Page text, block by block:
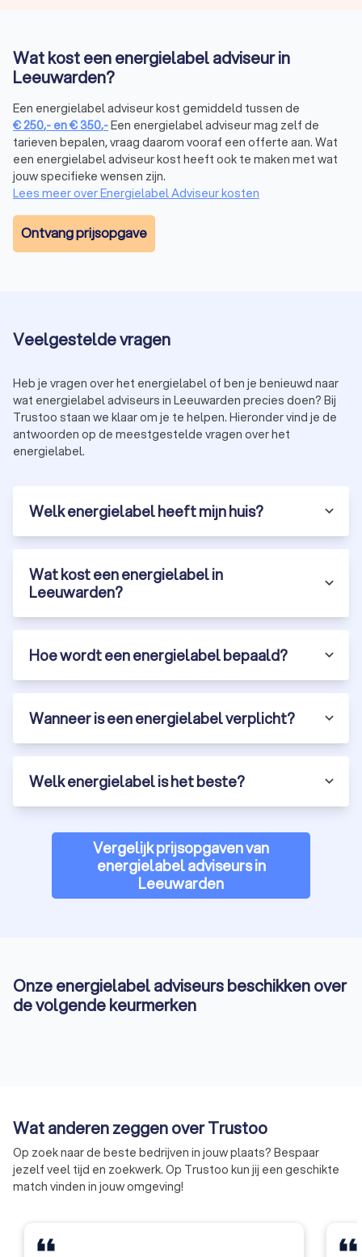
Wat kost een energielabel adviseur in
Leeuwarden?
Een energielabel adviseur kost gemiddeld tussen de
€250,- en€350,-Een energielabel adviseur mag zelf de
tarieven bepalen, vraag daarom vooraf een offerte aan. Wat
een energielabel adviseur kost heeft ook te maken met wat
jouw specifieke wensen zijn.
Lees meer over Energielabel Adviseur kosten
Ontvang prijsopgave
Veelgestelde vragen
Heb je vragen over het energielabel of ben je benieuwd naar
wat energielabel adviseurs in Leeuwarden precies doen? Bij
Trustoo staan we klaar om je te helpen. Hieronder vind je de
antwoorden op de meestgestelde vragen over het
energielabel.
Welk energielabel heeft mijn huis?
Wat kost een energielabel in
Leeuwarden?
Hoe wordt een energielabel bepaald?
Wanneer is een energielabel verplicht?
Welk energielabel is het beste?
Vergelijk prijsopgaven van
energielabel adviseurs in
Leeuwarden
Onze energielabel adviseurs beschikken over
de volgende keurmerken
Wat anderen zeggen over Trustoo
Op zoek naar de beste bedrijven in jouw plaats? Bespaar
jezelf veel tijd en zoekwerk. Op Trustoo kun jij een geschikte
match vinden in jouw omgeving!